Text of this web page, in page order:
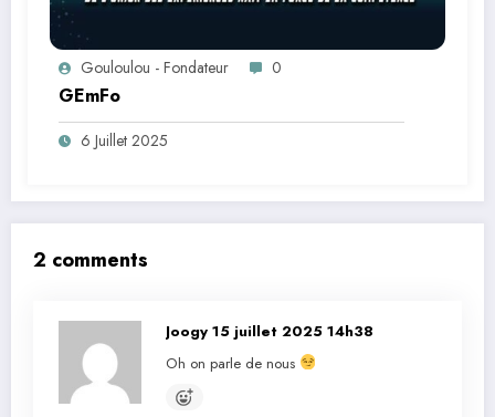
Gouloulou - Fondateur 0
GEmFo
6 Juillet 2025
2 comments
Joogy 15 juillet 2025 14h38
Oh on parle de nous